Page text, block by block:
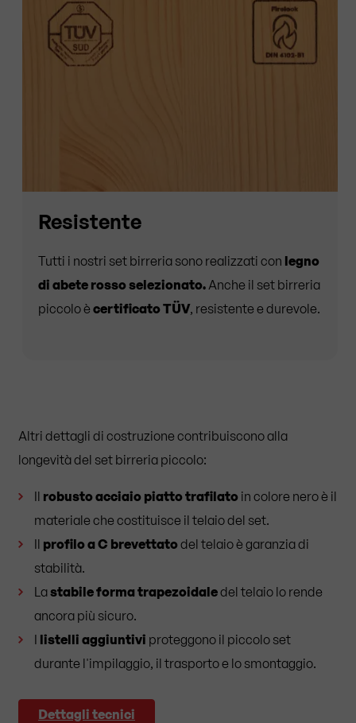
Resistente
Tutti i nostri set birreria sono realizzati con legno
di abete rosso selezionato. Anche il set birreria
piccolo è certificato TÜV, resistente e durevole.
Altri dettagli di costruzione contribuiscono alla
longevità del set birreria piccolo:
Il robusto acciaio piatto trafilato in colore nero è il
materiale che costituisce il telaio del set.
Il profilo a C brevettatodel telaio è garanzia di
stabilità.
Lastabile forma trapezoidaledel telaio lo rende
ancora più sicuro.
I listelli aggiuntivi proteggono il piccolo set
durante l'impilaggio, il trasporto e lo smontaggio.
Dettagli tecnici